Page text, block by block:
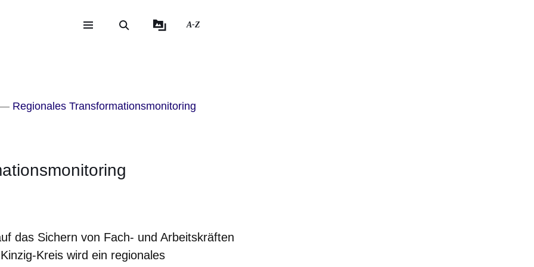
A-Z
Regionales Transformationsmonitoring
das Sichern von Fach- und Arbeitskräften
Kreis wird ein regionales